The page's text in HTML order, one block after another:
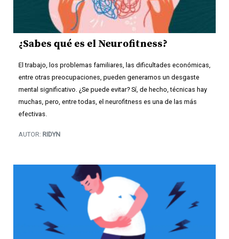
¿Sabes qué es el Neurofitness?
El trabajo, los problemas familiares, las dificultades económicas,
entre otras preocupaciones, pueden generarnos un desgaste
mental significativo. ¿Se puede evitar? Sí, de hecho, técnicas hay
muchas, pero, entre todas, el neurofitness es una de las más
efectivas.
AUTOR: RIDYN